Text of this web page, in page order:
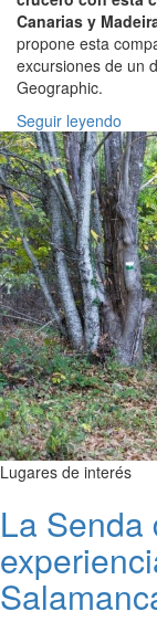
Canarias y
propone esta
excursiones de un
Geographic.
Seguir leyendo
Lugares de interés
La Senda